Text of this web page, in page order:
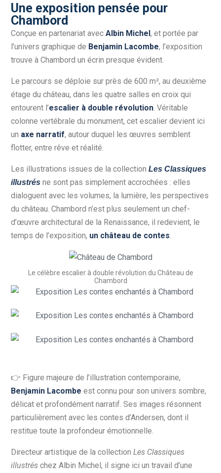
Une exposition pensée pour
Chambord
Conçue en partenariat avec Albin Michel, et portée par
l’univers graphique de Benjamin Lacombe, l’exposition
trouve à Chambord un écrin presque évident.
Le parcours se déploie sur près de 600 m², au deuxième
étage du château, dans les quatre salles en croix qui
entourent l’escalier à double révolution . Véritable
colonne vertébrale du monument, cet escalier devient ici
un axe narratif, autour duquel les œuvres semblent
flotter, entre rêve et réalité.
Les illustrations issues de la collection Les Classiques
illustrés ne sont pas simplement accrochées : elles
dialoguent avec les volumes, la lumière, les perspectives
du château. Chambord n’est plus seulement un chef-
d’œuvre architectural de la Renaissance, il redevient, le
temps de l’exposition, un château de contes
Le célèbre escalier à double révolution du Château de
Chambord
👉 Figure majeure de l’illustration contemporaine,
Benjamin Lacombe est connu pour son univers sombre,
délicat et profondément narratif. Ses images résonnent
particulièrement avec les contes d’Andersen, dont il
restitue toute la profondeur émotionnelle.
Directeur artistique de la collection Les Classiques
illustrés chez Albin Michel, il signe ici un travail d’une